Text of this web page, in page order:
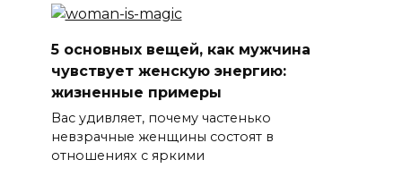
5 основных вещей, как мужчина
чувствует женскую энергию:
жизненные примеры
Вас удивляет, почему частенько
невзрачные женщины состоят в
отношениях с яркими